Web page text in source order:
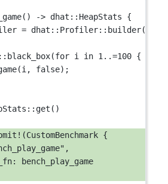
() -> dhat :: HeapStats {
= dhat :: Profiler:: builder()
:: black_box(for i in 1 ..=100 {
(i, false);
:: get ()
(CustomBenchmark {
,
:
bench_play_game